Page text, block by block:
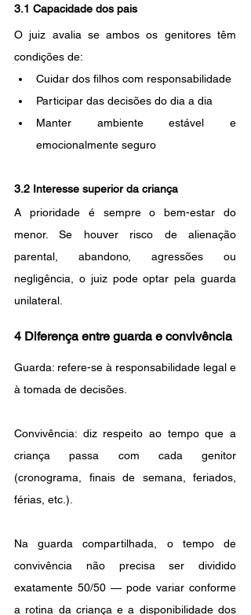
3.1 Capacidade dos pais
O juiz avalia se ambos os genitores têm
condições de:
Cuidar dos filhos com responsabilidade
Participar das decisões do dia a dia
Manter ambiente estável e
emocionalmente seguro
3.2 Interesse superior da criança
A prioridade é sempre o bem-estar do
menor. Se houver risco de alienação
parental, abandono, agressões ou
negligência, o juiz pode optar pela guarda
unilateral.
4 Diferença entre guarda e convivência
Guarda: refere-se à responsabilidade legal e
à tomada de decisões.
Convivência: diz respeito ao tempo que a
criança passa com cada genitor
(cronograma, finais de semana, feriados,
férias, etc.).
Na guarda compartilhada, o tempo de
convivência não precisa ser dividido
exatamente 50/50 — pode variar conforme
a rotina da criança e a disponibilidade dos